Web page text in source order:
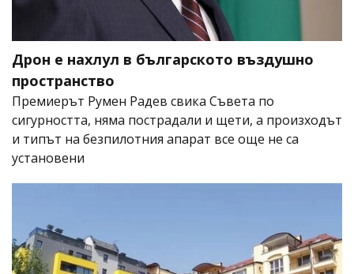
Дрон е нахлул в българското въздушно
пространство
Премиерът Румен Радев свика Съвета по
сигурността, няма пострадали и щети, а произходът
и типът на безпилотния апарат все още не са
установени